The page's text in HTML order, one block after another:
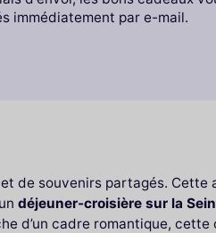
immédiatement par e-mail.
de souvenirs partagés.
déjeuner-croisière sur la
d’un cadre romantique,